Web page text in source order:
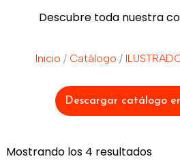
Descubre toda nuestra
Inicio / Catálogo /
Descargar catálogo
Mostrando los 4 resultados